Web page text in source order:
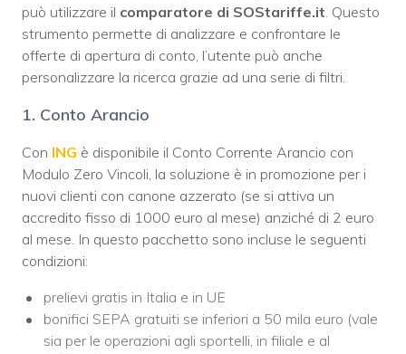
può utilizzare il comparatore di SOStariffe.it . Questo
strumento permette di analizzare e confrontare le
offerte di apertura di conto, l’utente può anche
personalizzare la ricerca grazie ad una serie di filtri.
1. Conto Arancio
Con ING è disponibile il Conto Corrente Arancio con
Modulo Zero Vincoli, la soluzione è in promozione per i
nuovi clienti con canone azzerato (se si attiva un
accredito fisso di 1000 euro al mese) anziché di 2 euro
al mese. In questo pacchetto sono incluse le seguenti
condizioni:
prelievi gratis in Italia e in UE
bonifici SEPA gratuiti se inferiori a 50 mila euro (vale
sia per le operazioni agli sportelli, in filiale e al